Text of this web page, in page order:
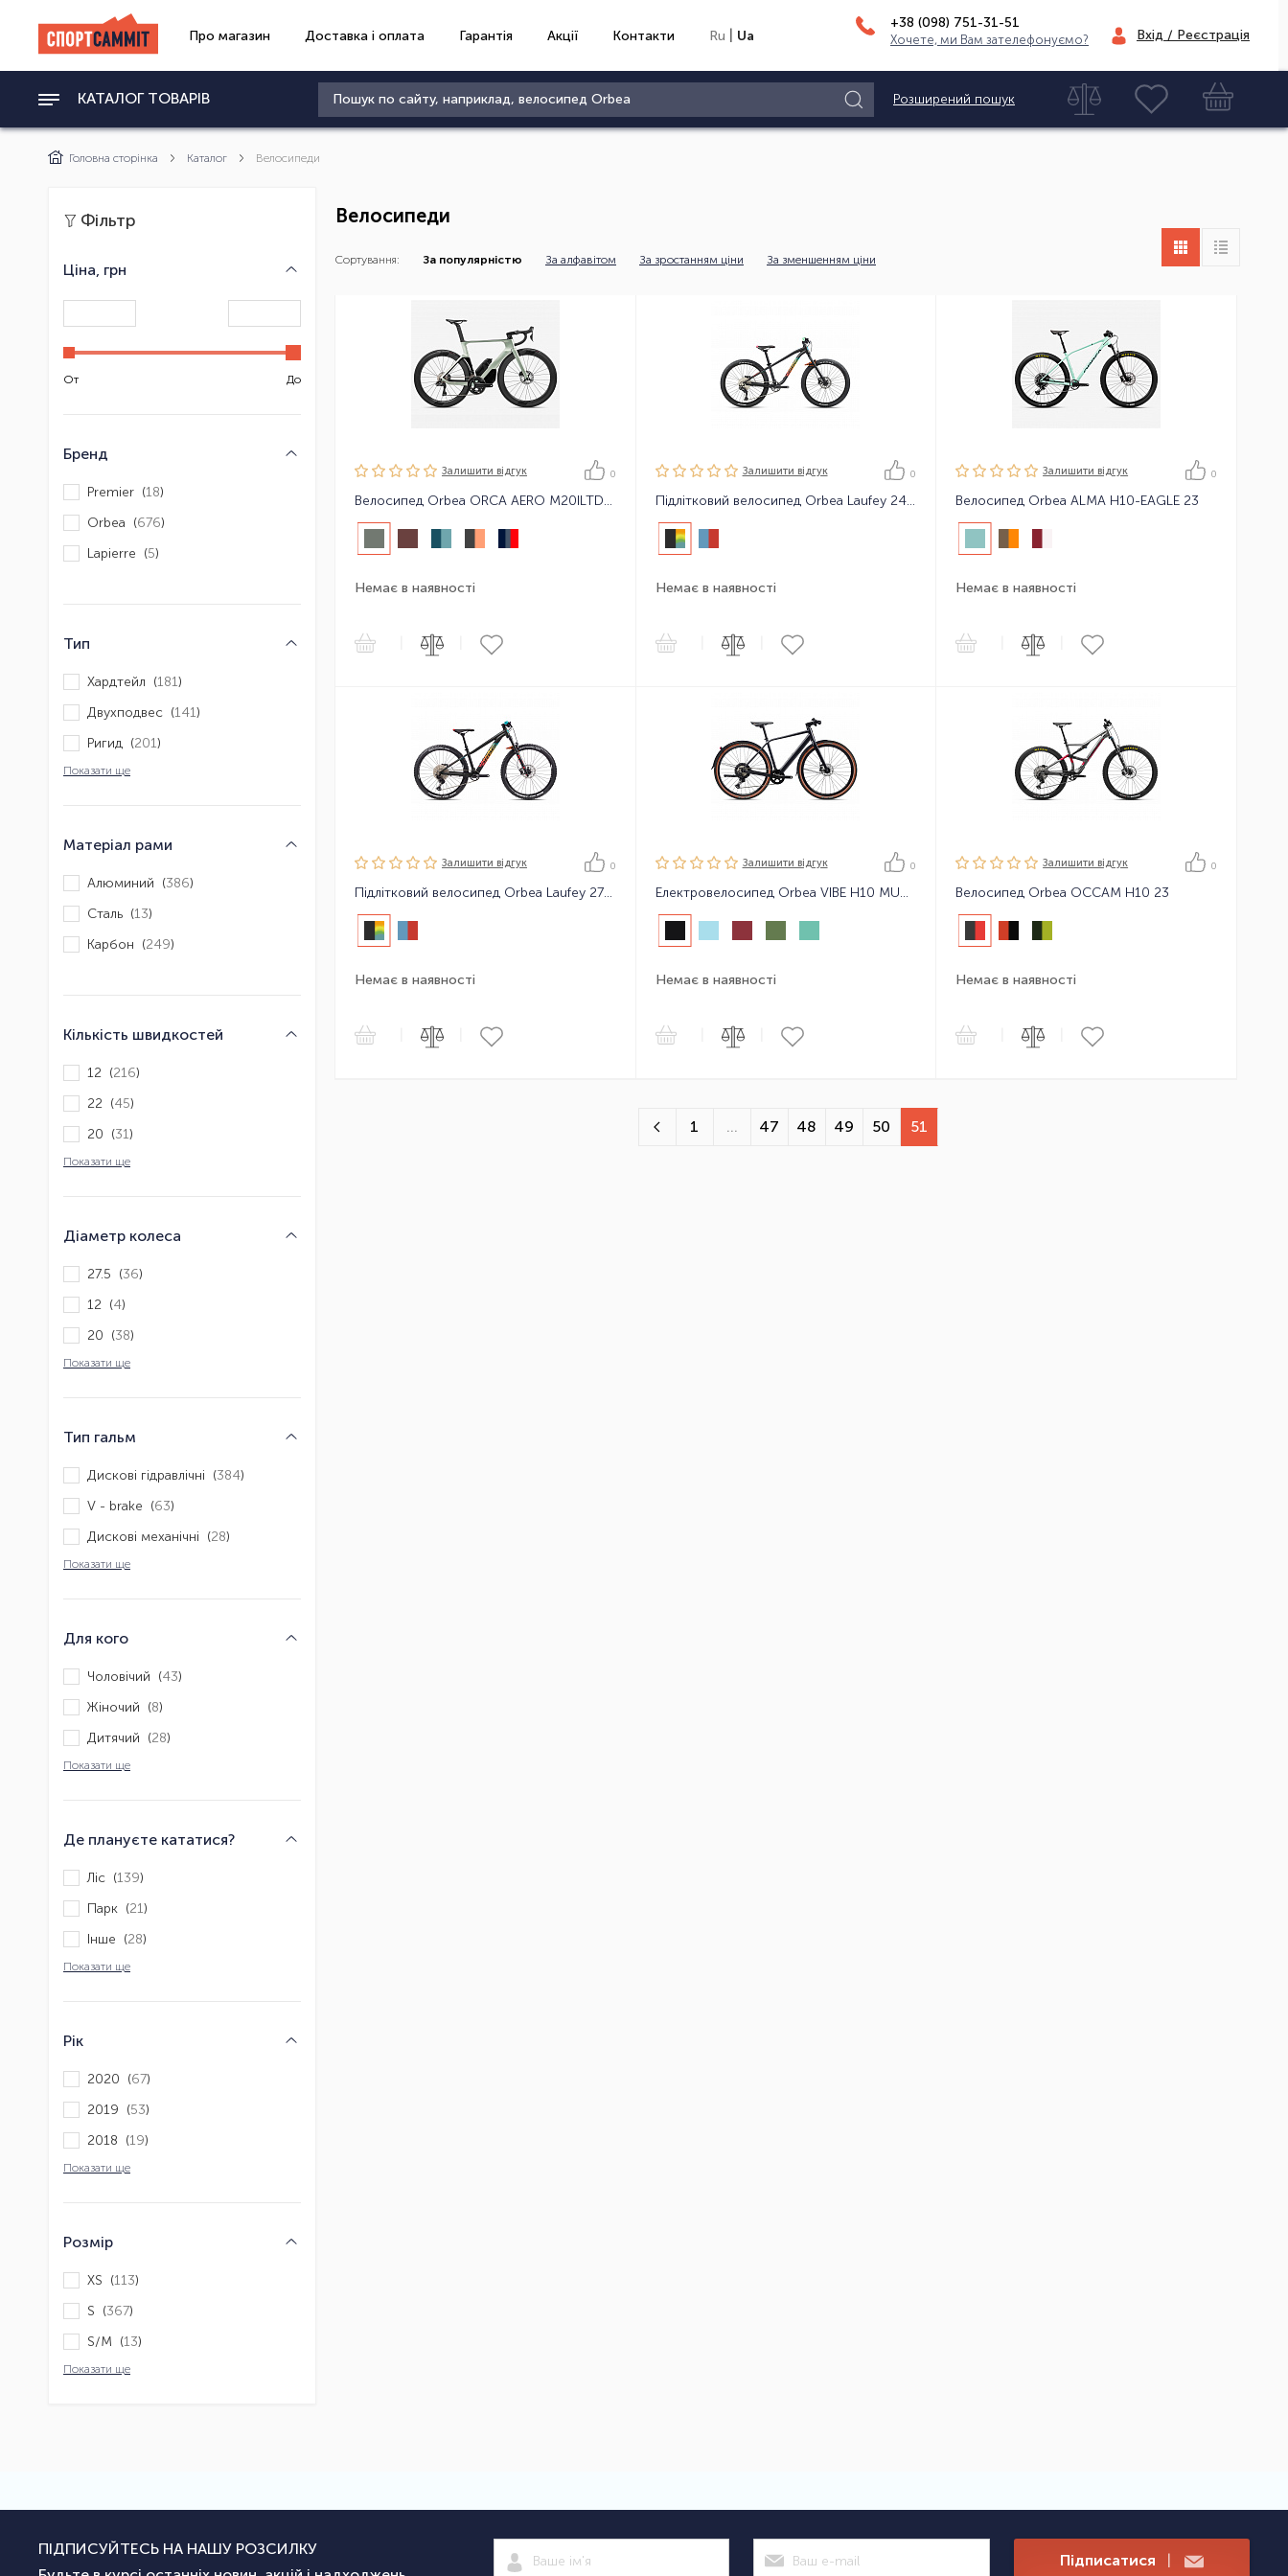
Про магазин Доставка і оплата Гарантія Акції Контакти Ru Ua
+38 (098) 751-31-51
Хочете, ми Вам зателефонуємо? Вхід / Реєстрація
КАТАЛОГ ТОВАРІВ Розширений пошук
Головна сторінка Каталог Велосипеди
Фільтр
Ціна, грн
От До
Бренд
Premier (18)
Orbea (676)
Lapierre (5)
Тип
Хардтейл (181)
Двухподвес (141)
Ригид (201)
Показати ще
Матеріал рами
Алюминий (386)
Сталь (13)
Карбон (249)
Кількість швидкостей
12 (216)
22 (45)
20 (31)
Показати ще
Діаметр колеса
27.5 (36)
12 (4)
20 (38)
Показати ще
Тип гальм
Дискові гідравлічні (384)
V - brake (63)
Дискові механічні (28)
Показати ще
Для кого
Чоловічий (43)
Жіночий (8)
Дитячий (28)
Показати ще
Де плануєте кататися?
Ліс (139)
Парк (21)
Інше (28)
Показати ще
Рік
2020 (67)
2019 (53)
2018 (19)
Показати ще
Розмір
XS (113)
S (367)
S/M (13)
Показати ще
Велосипеди
Сортування: За популярністю За алфавітом За зростанням ціни За зменшенням ціни
Залишити вiдгук 0
Велосипед Orbea ORCA AERO M20ILTD 23
Немає в наявності
Залишити вiдгук 0
Підлітковий велосипед Orbea Laufey 24 H30 22
Немає в наявності
Залишити вiдгук 0
Велосипед Orbea ALMA H10-EAGLE 23
Немає в наявності
Залишити вiдгук 0
Підлітковий велосипед Orbea Laufey 27 H10 22
Немає в наявності
Залишити вiдгук 0
Електровелосипед Orbea VIBE H10 MUD 23
Немає в наявності
Залишити вiдгук 0
Велосипед Orbea OCCAM H10 23
Немає в наявності
1 ... 47 48 49 50 51
ПІДПИСУЙТЕСЬ НА НАШУ РОЗСИЛКУ
Підписатися |